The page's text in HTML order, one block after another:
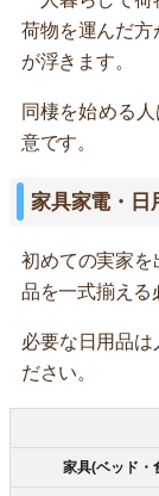
荷物を運んだ方
が浮きます。
同棲を始める
意です。
家具家電・日
初めての実家を
品を一式揃える
必要な日用品は
ださい。
家具(ベッド・